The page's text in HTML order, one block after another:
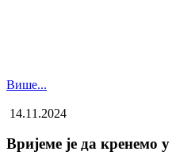
Више...
14.11.2024
Вријеме је да кренемо